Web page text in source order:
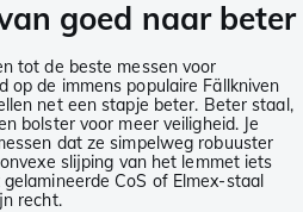
goed naar beter
tot de beste messen voor
op de immens populaire Fällkniven
net een stapje beter. Beter staal,
bolster voor meer veiligheid. Je
dat ze simpelweg robuuster
slijping van het lemmet iets
CoS of Elmex-staal
recht.